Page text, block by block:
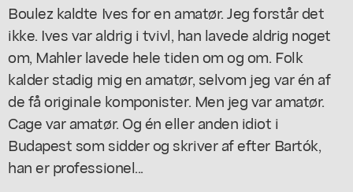
Boulez kaldte Ives for en amatør. Jeg forstår det
ikke. Ives var aldrig i tvivl, han lavede aldrig noget
om, Mahler lavede hele tiden om og om. Folk
kalder stadig mig en amatør, selvom jeg var én af
de få originale komponister. Men jeg var amatør.
Cage var amatør. Og én eller anden idiot i
Budapest som sidder og skriver af efter Bartók,
han er professionel...